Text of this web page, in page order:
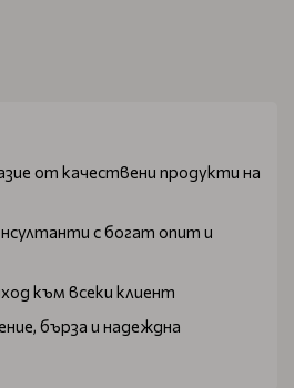
от качествени продукти на
с богат опит и
към всеки клиент
бърза и надеждна